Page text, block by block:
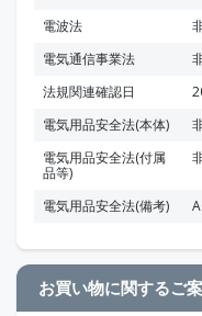
電波法
電気通信事業法
法規関連確認日
電気用品安全法(本体)
電気用品安全法(付属
品等)
電気用品安全法(備考)
お買い物に関するご